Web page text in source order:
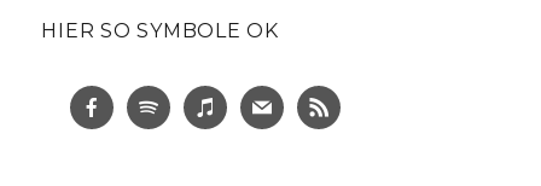
HIER SO SYMBOLE OK